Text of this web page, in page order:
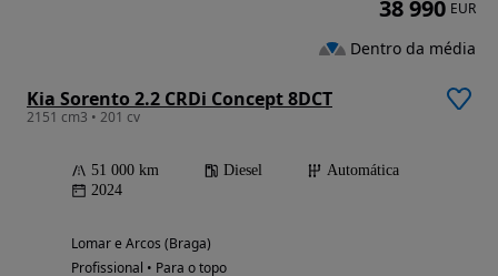
Kia Sorento 2.2 CRDi Concept 8DCT
2151 cm3 • 201 cv
51 000 km Diesel
Automática
2024
Lomar e Arcos (Braga)
Profissional • Para o topo
38 990 EUR
Dentro da média